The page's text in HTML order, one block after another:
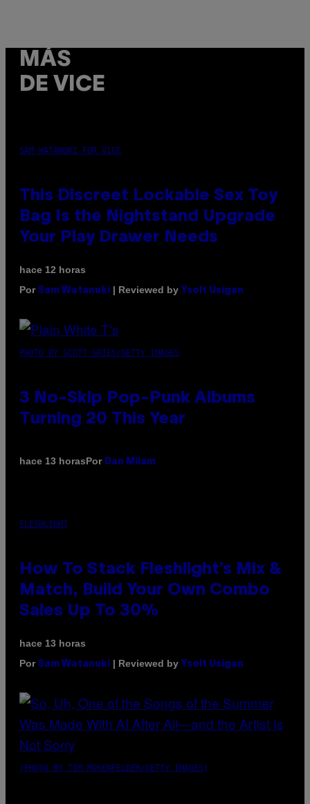
MÁS
DE VICE
SAM WATANUKI FOR VICE
This Discreet Lockable Sex Toy
Bag Is the Nightstand Upgrade
Your Play Drawer Needs
hace 12 horas
Por Sam Watanuki | Reviewed by Ysolt Usigan
PHOTO BY SCOTT GRIES/GETTY IMAGES
3 No-Skip Pop-Punk Albums
Turning 20 This Year
hace 13 horasPor Dan Milam
FLESHLIGHT
How To Stack Fleshlight’s Mix &
Match, Build Your Own Combo
Sales Up To 30%
hace 13 horas
Por Sam Watanuki | Reviewed by Ysolt Usigan
(PHOTO BY TIM MOSENFELDER/GETTY IMAGES)